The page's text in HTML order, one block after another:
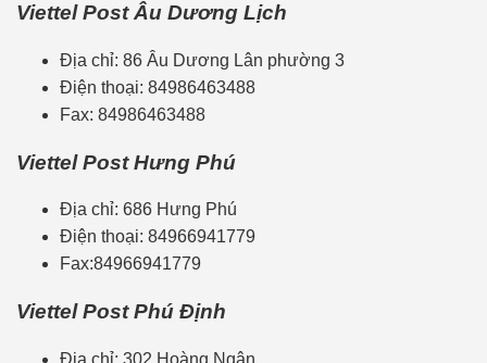
Viettel Post Âu Dương Lịch
Địa chỉ: 86 Âu Dương Lân phường 3
Điện thoại: 84986463488
Fax: 84986463488
Viettel Post Hưng Phú
Địa chỉ: 686 Hưng Phú
Điện thoại: 84966941779
Fax:84966941779
Viettel Post Phú Định
Địa chỉ: 302 Hoàng Ngân